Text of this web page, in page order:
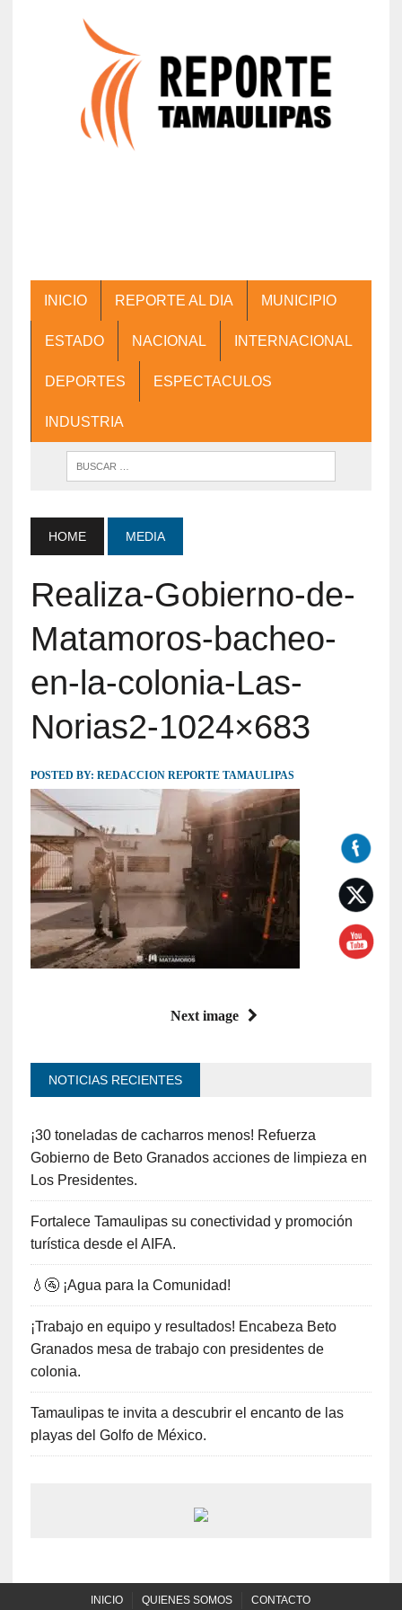
INICIO REPORTE AL DIA MUNICIPIO
ESTADO NACIONAL INTERNACIONAL
DEPORTES ESPECTACULOS
INDUSTRIA
HOME MEDIA
Realiza-Gobierno-de-
Matamoros-bacheo-
en-la-colonia-Las-
Norias2-1024×683
POSTED BY: REDACCION REPORTE TAMAULIPAS
Next image
NOTICIAS RECIENTES
¡30 toneladas de cacharros menos! Refuerza
Gobierno de Beto Granados acciones de limpieza en
Los Presidentes.
Fortalece Tamaulipas su conectividad y promoción
turística desde el AIFA.
💧🚰 ¡Agua para la Comunidad!
¡Trabajo en equipo y resultados! Encabeza Beto
Granados mesa de trabajo con presidentes de
colonia.
Tamaulipas te invita a descubrir el encanto de las
playas del Golfo de México.
INICIO QUIENES SOMOS CONTACTO